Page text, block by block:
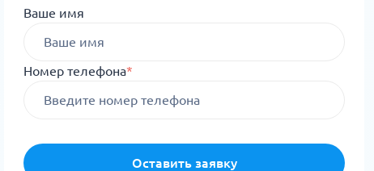
Ваше имя
Номер телефона*
Оставить заявку